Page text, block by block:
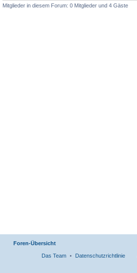
Mitglieder in diesem Forum: 0 Mitglieder und 4 Gäste
Foren-Übersicht
Datenschutzrichtlinie
Das Team